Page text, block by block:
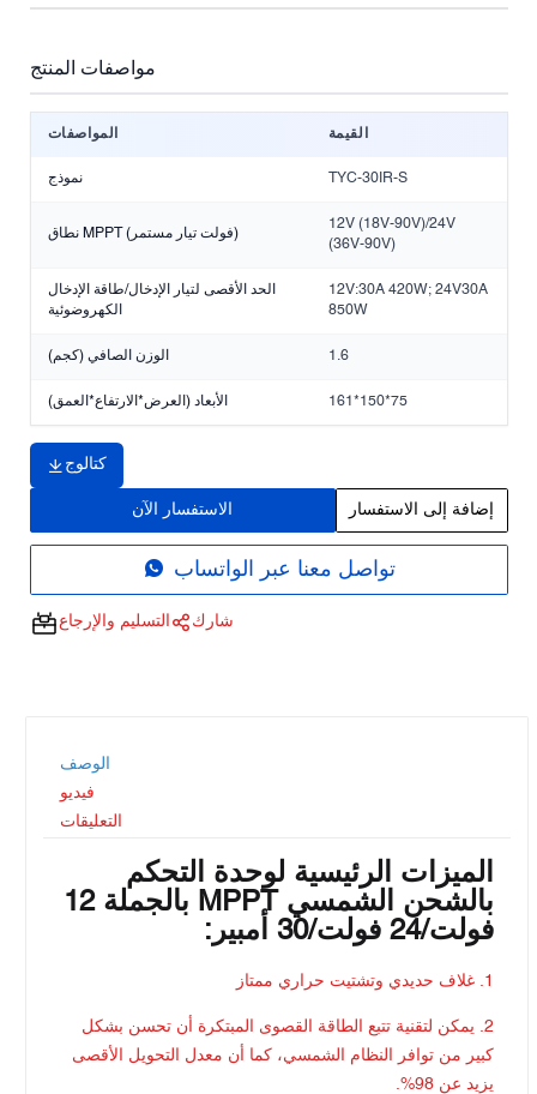
مواصفات المنتج
المواصفات القيمة
نموذج TYC-30IR-S
نطاق MPPT (فولت تيار مستمر)
12V (18V-90V)/24V
(36V-90V)
الحد الأقصى لتيار الإدخال/طاقة الإدخال
الكهروضوئية
12V:30A 420W; 24V30A
850W
الوزن الصافي (كجم) 1.6
الأبعاد (العرض*الارتفاع*العمق) 161*150*75
كتالوج
الاستفسار الآن إضافة إلى الاستفسار
تواصل معنا عبر الواتساب
التسليم والإرجاع شارك
الوصف
فيديو
التعليقات
الميزات الرئيسية لوحدة التحكم
بالشحن الشمسي MPPT بالجملة 12
فولت/24 فولت/30 أمبير:
1. غلاف حديدي وتشتيت حراري ممتاز
2. يمكن لتقنية تتبع الطاقة القصوى المبتكرة أن تحسن بشكل
كبير من توافر النظام الشمسي، كما أن معدل التحويل الأقصى
يزيد عن 98%.